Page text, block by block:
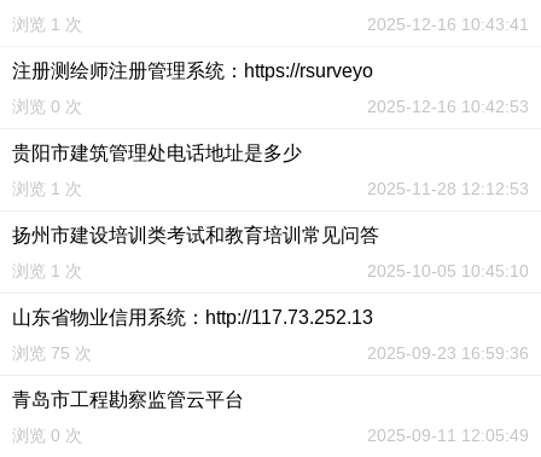
浏览 1 次 2025-12-16 10:43:41
注册测绘师注册管理系统：https://rsurveyo
浏览 0 次 2025-12-16 10:42:53
贵阳市建筑管理处电话地址是多少
浏览 1 次 2025-11-28 12:12:53
扬州市建设培训类考试和教育培训常见问答
浏览 1 次 2025-10-05 10:45:10
山东省物业信用系统：http://117.73.252.13
浏览 75 次 2025-09-23 16:59:36
青岛市工程勘察监管云平台
浏览 0 次 2025-09-11 12:05:49